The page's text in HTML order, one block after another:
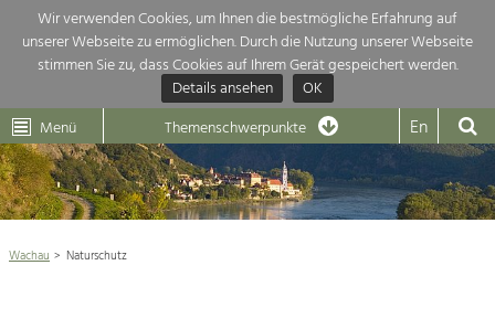
Wir verwenden Cookies, um Ihnen die bestmögliche Erfahrung auf
unserer Webseite zu ermöglichen. Durch die Nutzung unserer Webseite
stimmen Sie zu, dass Cookies auf Ihrem Gerät gespeichert werden.
Details ansehen
OK
Dunkelsteinerwald Klima
Menü Themenschwerpunkte En
Aktuelles
Weltkulturerbe Wachau 
Rückblick 25 Jahre Jubiläum
Themenübersicht
Die Regionalentwicklung in unserer Region ist sehr vielfältig. Deshalb
geben wir hier eine Übersicht über unsere Themenschwerpunkte. Für
mehr Informationen einfach das Thema anklicken und schon werden alle
Projekte in diesem Kontext angezeigt.
Natur- &
Wachau Naturschutz